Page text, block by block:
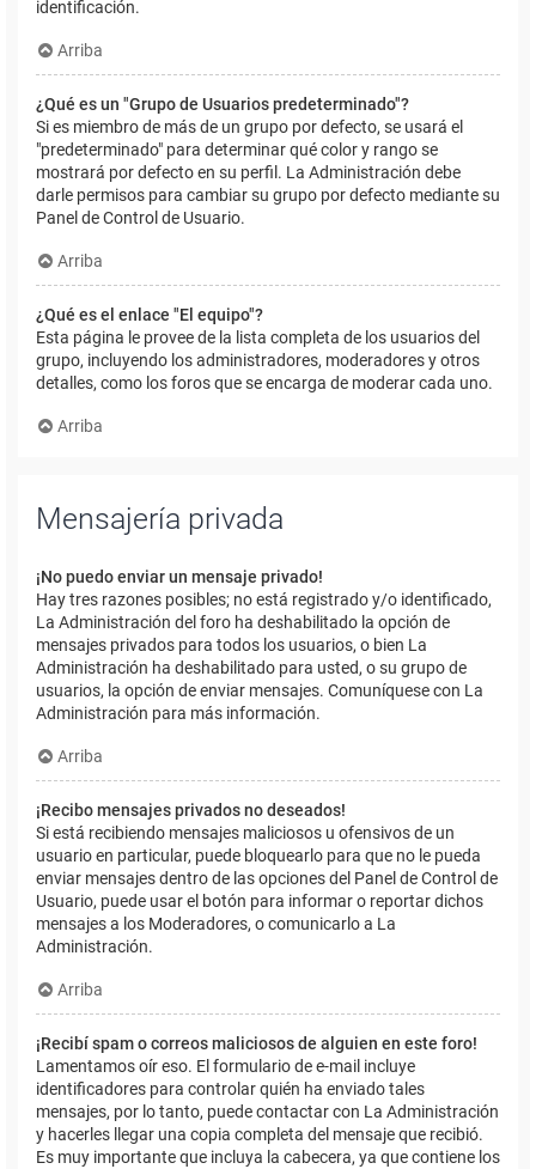
identificación.
Arriba
¿Qué es un "Grupo de Usuarios predeterminado"?
Si es miembro de más de un grupo por defecto, se usará el
"predeterminado" para determinar qué color y rango se
mostrará por defecto en su perfil. La Administración debe
darle permisos para cambiar su grupo por defecto mediante su
Panel de Control de Usuario.
Arriba
¿Qué es el enlace "El equipo"?
Esta página le provee de la lista completa de los usuarios del
grupo, incluyendo los administradores, moderadores y otros
detalles, como los foros que se encarga de moderar cada uno.
Arriba
Mensajería privada
¡No puedo enviar un mensaje privado!
Hay tres razones posibles; no está registrado y/o identificado,
La Administración del foro ha deshabilitado la opción de
mensajes privados para todos los usuarios, o bien La
Administración ha deshabilitado para usted, o su grupo de
usuarios, la opción de enviar mensajes. Comuníquese con La
Administración para más información.
Arriba
¡Recibo mensajes privados no deseados!
Si está recibiendo mensajes maliciosos u ofensivos de un
usuario en particular, puede bloquearlo para que no le pueda
enviar mensajes dentro de las opciones del Panel de Control de
Usuario, puede usar el botón para informar o reportar dichos
mensajes a los Moderadores, o comunicarlo a La
Administración.
Arriba
¡Recibí spam o correos maliciosos de alguien en este foro!
Lamentamos oír eso. El formulario de e-mail incluye
identificadores para controlar quién ha enviado tales
mensajes, por lo tanto, puede contactar con La Administración
y hacerles llegar una copia completa del mensaje que recibió.
Es muy importante que incluya la cabecera, ya que contiene los